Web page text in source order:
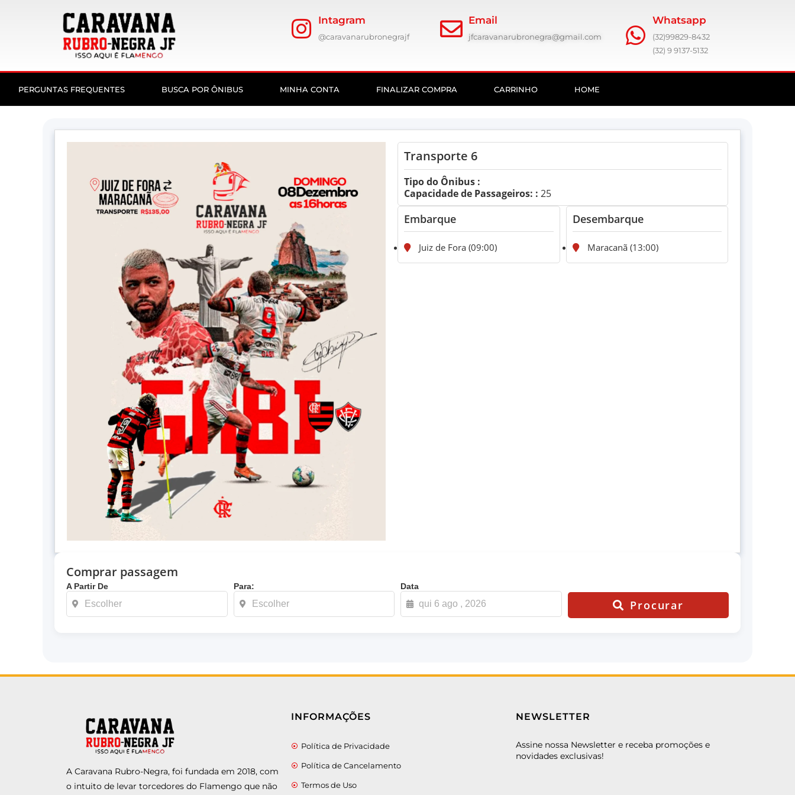
Intagram
@caravanarubronegrajf
Email
jfcaravanarubronegra@gmail.com
Whatsapp
(32)99829-8432
(32) 9 9137-5132
PERGUNTAS FREQUENTES BUSCA POR ÔNIBUS MINHA CONTA FINALIZAR COMPRA CARRINHO HOME
Transporte 6
Tipo do Ônibus :
Capacidade de Passageiros: : 25
Embarque
Juiz de Fora (09:00)
Desembarque
Maracanã (13:00)
Comprar passagem
A Partir De Para: Data
Procurar
A Caravana Rubro-Negra, foi fundada em 2018, com
o intuito de levar torcedores do Flamengo que não
INFORMAÇÕES
Política de Privacidade
Política de Cancelamento
Termos de Uso
NEWSLETTER
Assine nossa Newsletter e receba promoções e
novidades exclusivas!